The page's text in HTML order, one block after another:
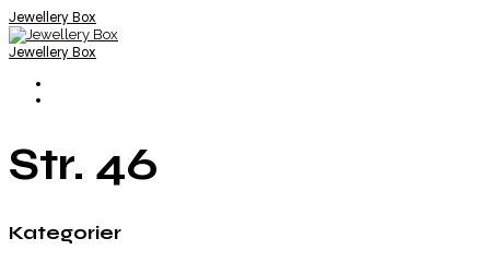
Jewellery Box
Jewellery Box
Str. 46
Kategorier